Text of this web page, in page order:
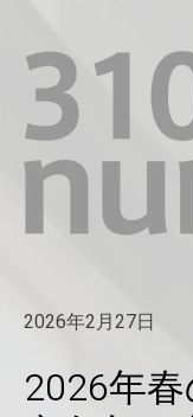
2026年2月27日
2026年